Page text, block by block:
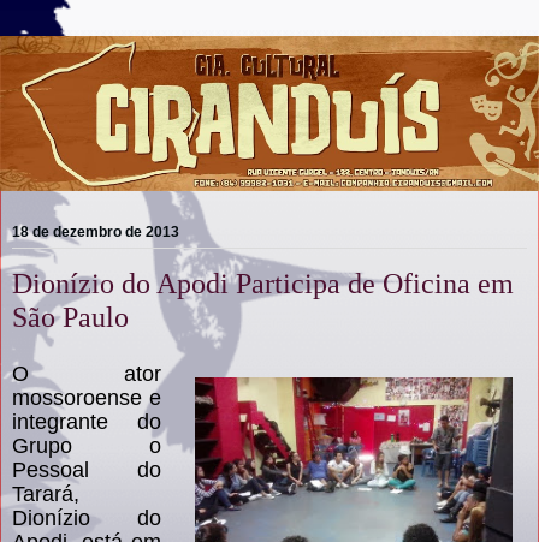
18 de dezembro de 2013
Dionízio do Apodi Participa de Oficina em
São Paulo
O ator
mossoroense e
integrante do
Grupo o
Pessoal do
Tarará,
Dionízio do